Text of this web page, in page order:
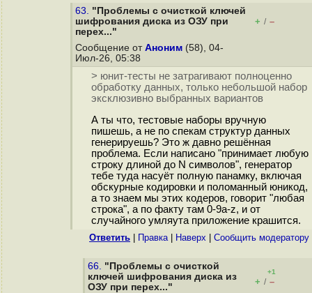
63. "Проблемы с очисткой ключей
шифрования диска из ОЗУ при
перех..."
+ / –
Сообщение от Аноним (58), 04-
Июл-26, 05:38
> юнит-тесты не затрагивают полноценно
обработку данных, только небольшой набор
эксклюзивно выбранных вариантов
А ты что, тестовые наборы вручную
пишешь, а не по спекам структур данных
генерируешь? Это ж давно решённая
проблема. Если написано "принимает любую
строку длиной до N символов", генератор
тебе туда насуёт полную панамку, включая
обскурные кодировки и поломанный юникод,
а то знаем мы этих кодеров, говорит "любая
строка", а по факту там 0-9a-z, и от
случайного умляута приложение крашится.
Ответить Правка| Наверх Cообщить модератору
66. "Проблемы с очисткой
ключей шифрования диска из
ОЗУ при перех..."
+1
+ / –